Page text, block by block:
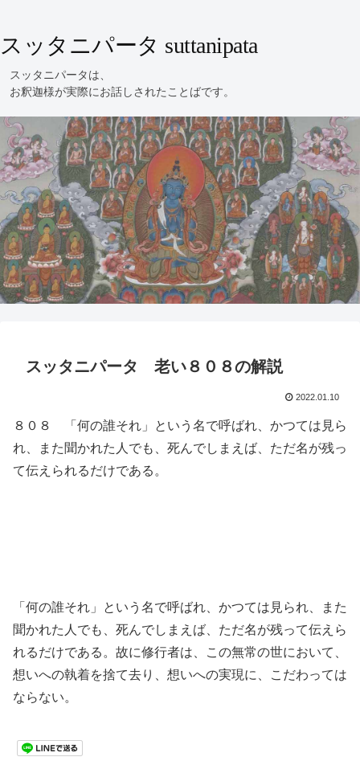
スッタニパータ suttanipata
スッタニパータ 老い８０８の解説
2022.01.10
８０８ 「何の誰それ」という名で呼ばれ、かつては見ら
れ、また聞かれた人でも、死んでしまえば、ただ名が残っ
て伝えられるだけである。
「何の誰それ」という名で呼ばれ、かつては見られ、また
聞かれた人でも、死んでしまえば、ただ名が残って伝えら
れるだけである。故に修行者は、この無常の世において、
想いへの執着を捨て去り、想いへの実現に、こだわっては
ならない。